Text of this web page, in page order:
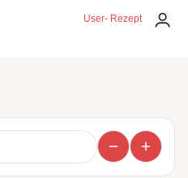
User- Rezept